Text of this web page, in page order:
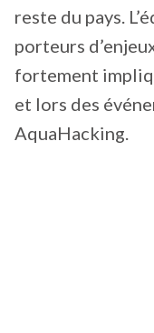
reste du pays.
porteurs
fortement
et lors des
AquaHacking.